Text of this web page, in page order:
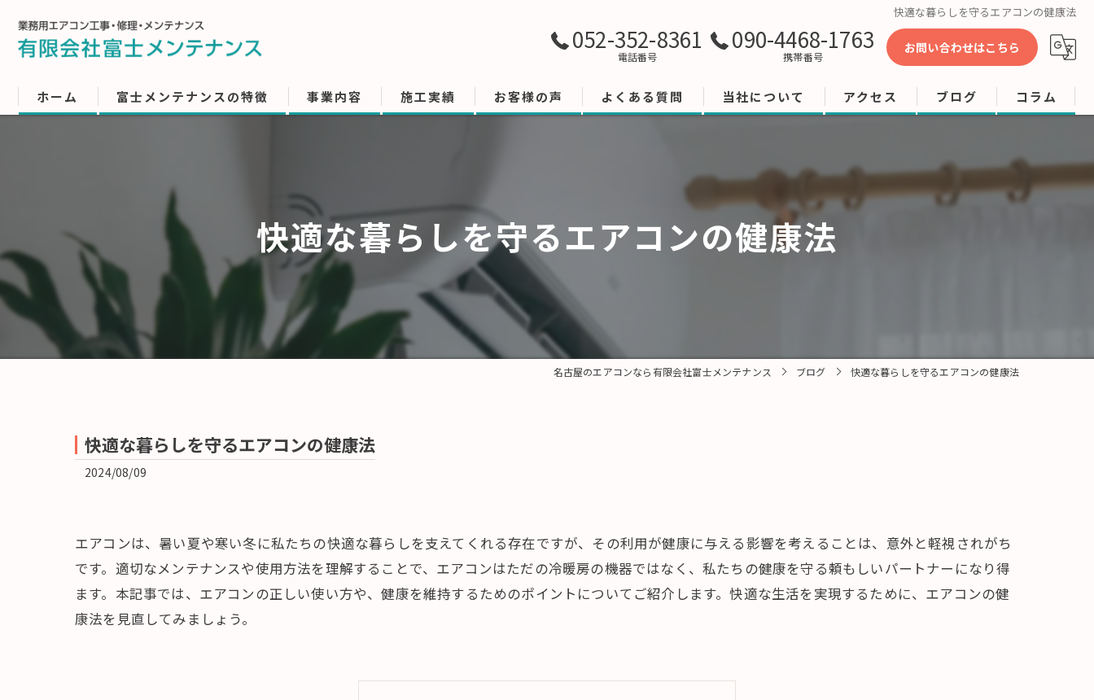
快適な暮らしを守るエアコンの健康法
052-352-8361
電話番号
090-4468-1763
携帯番号
お問い合わせはこちら
ホーム 富士メンテナンスの特徴 事業内容 施工実績 お客様の声 よくある質問 当社について
店舗
アクセス ブログ コラム
快適な暮らしを守るエアコンの健康法
名古屋のエアコンなら有限会社富士メンテナンス ブログ 快適な暮らしを守るエアコンの健康法
快適な暮らしを守るエアコンの健康法
2024/08/09
エアコンは、暑い夏や寒い冬に私たちの快適な暮らしを支えてくれる存在ですが、その利用が健康に与える影響を考えることは、意外と軽視されがち
です。適切なメンテナンスや使用方法を理解することで、エアコンはただの冷暖房の機器ではなく、私たちの健康を守る頼もしいパートナーになり得
ます。本記事では、エアコンの正しい使い方や、健康を維持するためのポイントについてご紹介します。快適な生活を実現するために、エアコンの健
康法を見直してみましょう。